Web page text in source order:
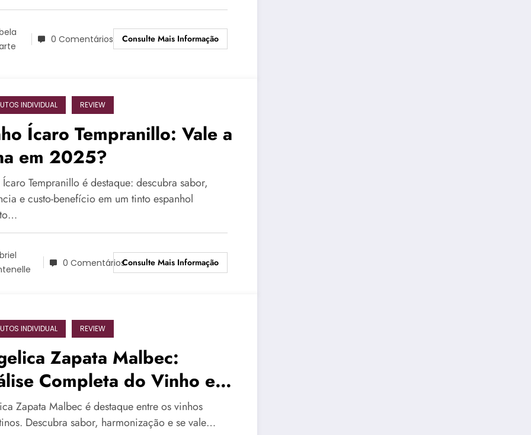
0 Comentários Consulte Mais Informação
INDIVIDUAL REVIEW
Ícaro Tempranillo: Vale a
em 2025?
Tempranillo é destaque: descubra sabor,
e custo-benefício em um tinto espanhol
0 ComentáriosConsulte Mais Informação
INDIVIDUAL REVIEW
Zapata Malbec:
Completa do Vinho em
Zapata Malbec é destaque entre os vinhos
Descubra sabor, harmonização e se vale…